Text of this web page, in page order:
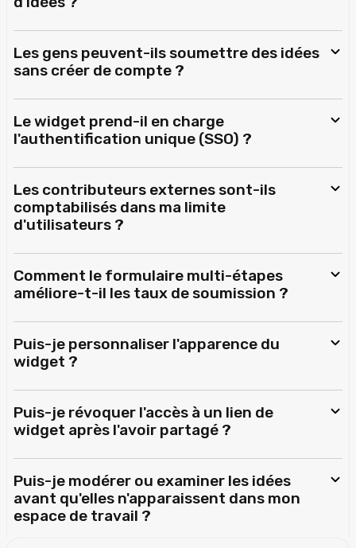
Les gens peuvent-ils soumettre des idées
sans créer de compte ?
Le widget prend-il en charge
l'authentification unique (SSO) ?
Les contributeurs externes sont-ils
comptabilisés dans ma limite
d'utilisateurs ?
Comment le formulaire multi-étapes
améliore-t-il les taux de soumission ?
Puis-je personnaliser l'apparence du
widget ?
Puis-je révoquer l'accès à un lien de
widget après l'avoir partagé ?
Puis-je modérer ou examiner les idées
avant qu'elles n'apparaissent dans mon
espace de travail ?